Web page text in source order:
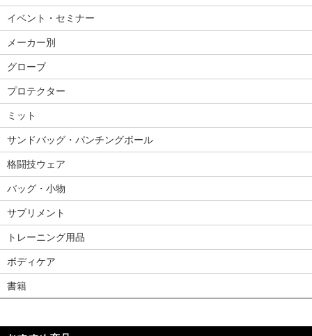
イベント・セミナー
メーカー別
グローブ
プロテクター
ミット
サンドバッグ・パンチングボール
格闘技ウェア
バッグ・小物
サプリメント
トレーニング用品
ボディケア
書籍